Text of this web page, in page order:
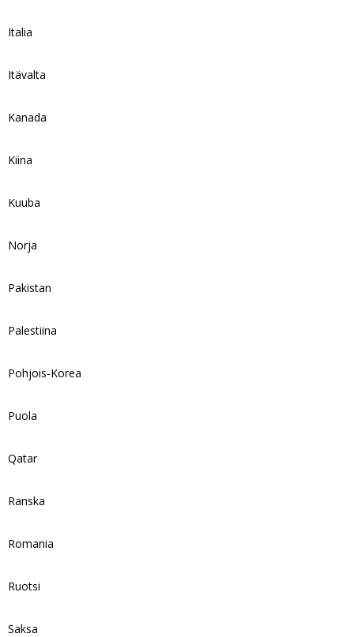
Italia
Itävalta
Kanada
Kiina
Kuuba
Norja
Pakistan
Palestiina
Pohjois-Korea
Puola
Qatar
Ranska
Romania
Ruotsi
Saksa